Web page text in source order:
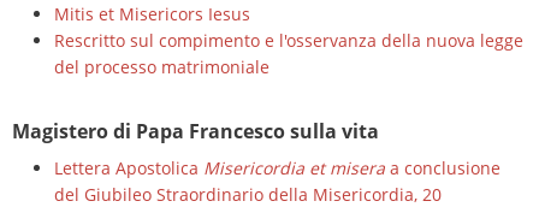
Mitis et Misericors Iesus
Rescritto sul compimento e l'osservanza della nuova legge
del processo matrimoniale
Magistero di Papa Francesco sulla vita
Lettera Apostolica Misericordia et misera a conclusione
del Giubileo Straordinario della Misericordia, 20